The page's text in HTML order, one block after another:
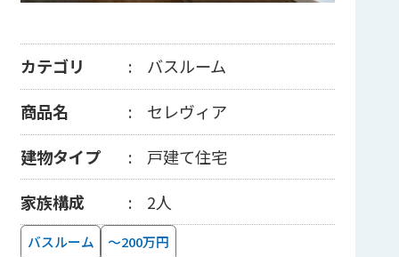
カテゴリ
バスルーム
商品名
セレヴィア
建物タイプ
戸建て住宅
家族構成
2人
バスルーム ～200万円